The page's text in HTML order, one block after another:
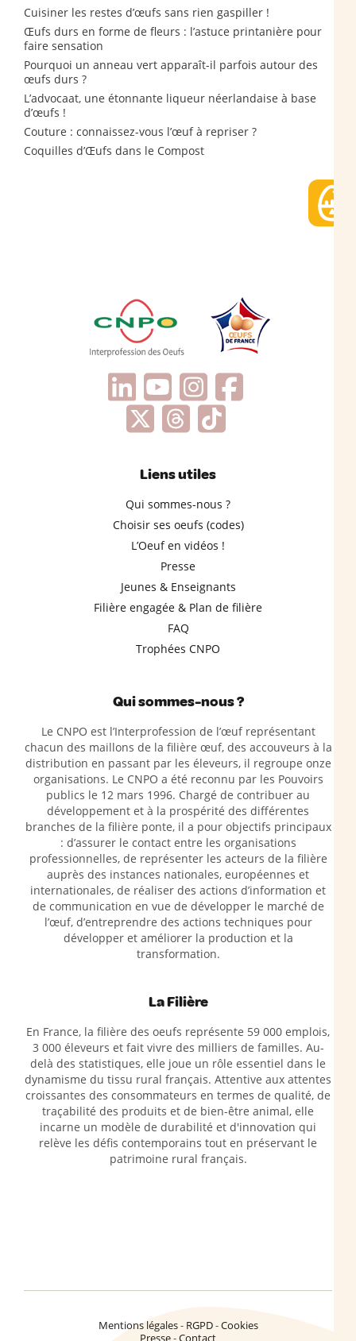
Cuisiner les restes d’œufs sans rien gaspiller !
Œufs durs en forme de fleurs : l’astuce printanière pour
faire sensation
Pourquoi un anneau vert apparaît-il parfois autour des
œufs durs ?
L’advocaat, une étonnante liqueur néerlandaise à base
d’œufs !
Couture : connaissez-vous l’œuf à repriser ?
Coquilles d’Œufs dans le Compost
Liens utiles
Qui sommes-nous ?
Choisir ses oeufs (codes)
L’Oeuf en vidéos !
Presse
Jeunes & Enseignants
Filière engagée & Plan de filière
FAQ
Trophées CNPO
Qui sommes-nous ?
Le CNPO est l’Interprofession de l’œuf représentant
chacun des maillons de la filière œuf, des accouveurs à la
distribution en passant par les éleveurs, il regroupe onze
organisations. Le CNPO a été reconnu par les Pouvoirs
publics le 12 mars 1996. Chargé de contribuer au
développement et à la prospérité des différentes
branches de la filière ponte, il a pour objectifs principaux
: d’assurer le contact entre les organisations
professionnelles, de représenter les acteurs de la filière
auprès des instances nationales, européennes et
internationales, de réaliser des actions d’information et
de communication en vue de développer le marché de
l’œuf, d’entreprendre des actions techniques pour
développer et améliorer la production et la
transformation.
La Filière
En France, la filière des oeufs représente 59 000 emplois,
3 000 éleveurs et fait vivre des milliers de familles. Au-
delà des statistiques, elle joue un rôle essentiel dans le
dynamisme du tissu rural français. Attentive aux attentes
croissantes des consommateurs en termes de qualité, de
traçabilité des produits et de bien-être animal, elle
incarne un modèle de durabilité et d'innovation qui
relève les défis contemporains tout en préservant le
patrimoine rural français.
Mentions légales RGPD Cookies
Presse Contact